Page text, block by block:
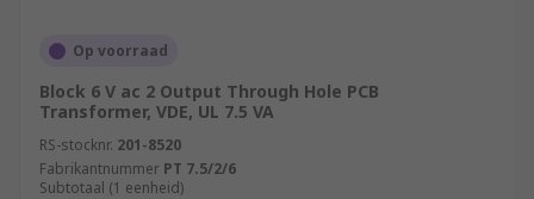
Op voorraad
Block 6 V ac 2 Output Through Hole PCB
Transformer, VDE, UL 7.5 VA
RS-stocknr. 201-8520
Fabrikantnummer PT 7.5/2/6
Subtotaal (1 eenheid)